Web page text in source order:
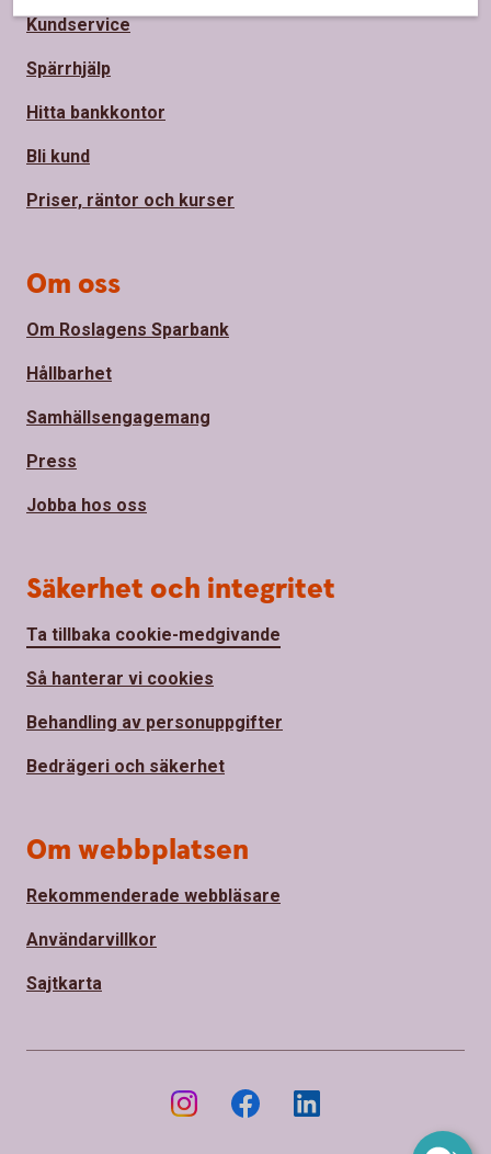
Kundservice
Spärrhjälp
Hitta bankkontor
Bli kund
Priser, räntor och kurser
Om oss
Om Roslagens Sparbank
Hållbarhet
Samhällsengagemang
Press
Jobba hos oss
Säkerhet och integritet
Ta tillbaka cookie-medgivande
Så hanterar vi cookies
Behandling av personuppgifter
Bedrägeri och säkerhet
Om webbplatsen
Rekommenderade webbläsare
Användarvillkor
Sajtkarta